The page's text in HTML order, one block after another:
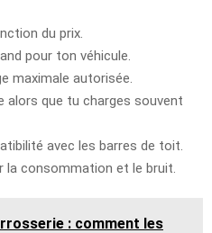
du prix.
pour ton véhicule.
maximale autorisée.
alors que tu charges souvent
avec les barres de toit.
la consommation et le bruit.
: comment les